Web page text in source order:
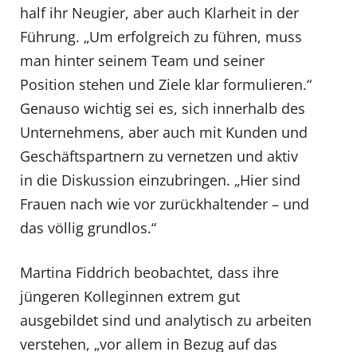
half ihr Neugier, aber auch Klarheit in der
Führung. „Um erfolgreich zu führen, muss
man hinter seinem Team und seiner
Position stehen und Ziele klar formulieren.“
Genauso wichtig sei es, sich innerhalb des
Unternehmens, aber auch mit Kunden und
Geschäftspartnern zu vernetzen und aktiv
in die Diskussion einzubringen. „Hier sind
Frauen nach wie vor zurückhaltender – und
das völlig grundlos.“
Martina Fiddrich beobachtet, dass ihre
jüngeren Kolleginnen extrem gut
ausgebildet sind und analytisch zu arbeiten
verstehen, „vor allem in Bezug auf das